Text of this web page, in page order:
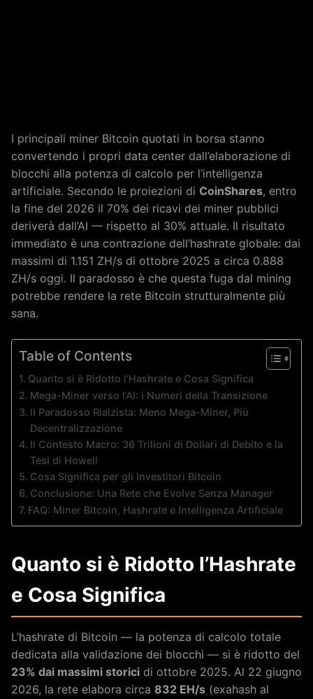
I principali miner Bitcoin quotati in borsa stanno
convertendo i propri data center dall’elaborazione di
blocchi alla potenza di calcolo per l’intelligenza
artificiale. Secondo le proiezioni di CoinShares, entro
la fine del 2026 il 70% dei ricavi dei miner pubblici
deriverà dall’AI — rispetto al 30% attuale. Il risultato
immediato è una contrazione dell’hashrate globale: dai
massimi di 1.151 ZH/s di ottobre 2025 a circa 0.888
ZH/s oggi. Il paradosso è che questa fuga dal mining
potrebbe rendere la rete Bitcoin strutturalmente più
sana.
Table of Contents
Quanto si è Ridotto l’Hashrate e Cosa Significa
Mega-Miner verso l’AI: i Numeri della Transizione
Il Paradosso Rialzista: Meno Mega-Miner, Più
Decentralizzazione
Il Contesto Macro: 36 Trilioni di Dollari di Debito e la
Tesi di Howell
Cosa Significa per gli Investitori Bitcoin
Conclusione: Una Rete che Evolve Senza Manager
FAQ: Miner Bitcoin, Hashrate e Intelligenza Artificiale
Quanto si è Ridotto l’Hashrate
e Cosa Significa
L’hashrate di Bitcoin — la potenza di calcolo totale
dedicata alla validazione dei blocchi — si è ridotto del
23% dai massimi storici di ottobre 2025. Al 22 giugno
2026, la rete elabora circa 832 EH/s (exahash al